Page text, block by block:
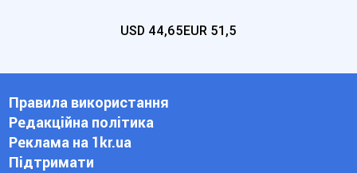
USD 44,65EUR 51,5
Правила використання
Редакційна політика
Реклама на 1kr.ua
Підтримати